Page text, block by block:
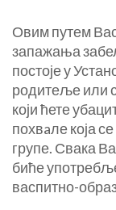
Овим путем
запажања
постоје у
родитеље или
који ћете
похвaле која
групе. Свака
биће
васпитно-